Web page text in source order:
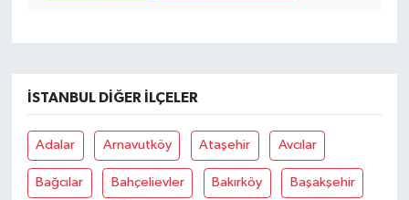
İSTANBUL DIĞER İLÇELER
Adalar Arnavutköy Ataşehir Avcılar
Bağcılar Bahçelievler Bakırköy Başakşehir